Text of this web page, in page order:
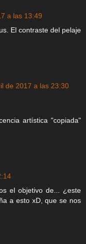
a las 13:49
El contraste del pelaje
de 2017 a las 23:30
artística "copiada"
el objetivo de... ¿este
a esto xD, que se nos